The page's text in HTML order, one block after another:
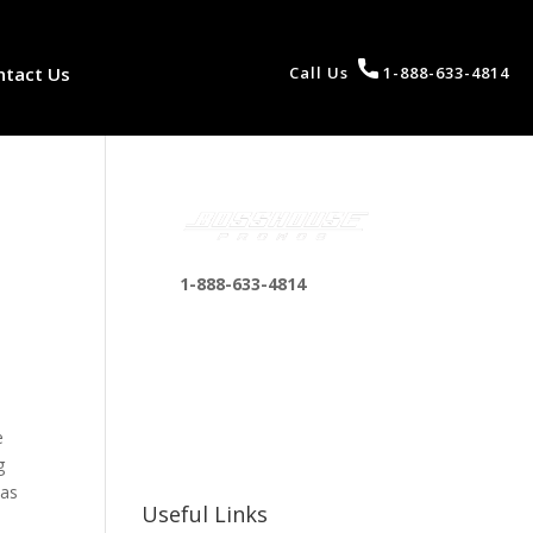
Us Call Us 1-888-633-4814
1-888-633-4814
Useful Links